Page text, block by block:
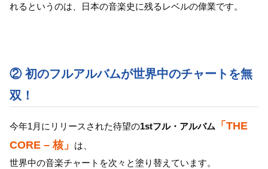
れるというのは、日本の音楽史に残るレベルの偉業です。
② 初のフルアルバムが世界中のチャートを無
双！
今年1月にリリースされた待望の1stフル・アルバム
「THE
CORE – 核」
は、
世界中の音楽チャートを次々と塗り替えています。